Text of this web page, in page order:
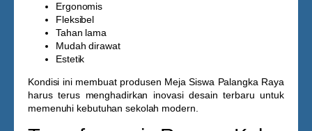
Ergonomis
Fleksibel
Tahan lama
Mudah dirawat
Estetik
Kondisi ini membuat produsen Meja Siswa Palangka Raya
harus terus menghadirkan inovasi desain terbaru untuk
memenuhi kebutuhan sekolah modern.